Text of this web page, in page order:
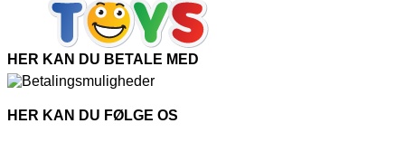
HER KAN DU BETALE MED
HER KAN DU FØLGE OS